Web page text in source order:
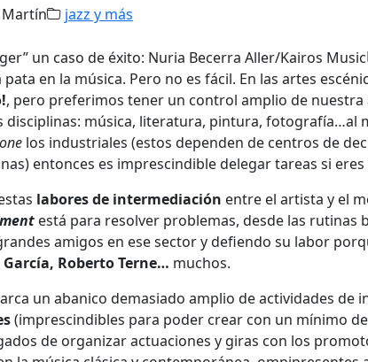
Martín jazz y más
en la música. Pero no es fácil. En las artes
, pero preferimos tener un control amplio de nuestra
disciplinas: música, literatura, pintura, fotografía…al
los industriales (estos dependen de centros de
entonces es imprescindible delegar tareas si eres
labores de intermediación entre el artista y el
está para resolver problemas, desde las rutinas
amigos en ese sector y defiendo su labor
Roberto Terne… muchos.
un abanico demasiado amplio de actividades de
(imprescindibles para poder crear con un mínimo
de organizar actuaciones y giras con los